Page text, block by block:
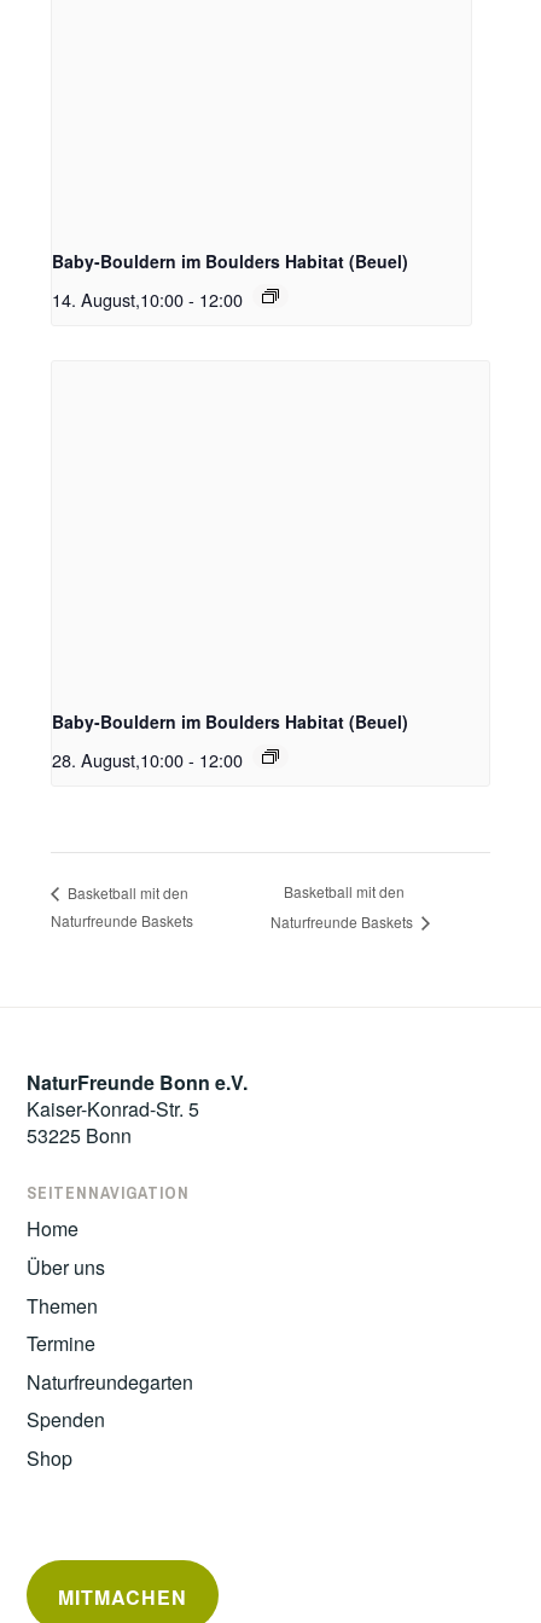
Baby-Bouldern im Boulders Habitat (Beuel)
14. August,10:00 - 12:00
Baby-Bouldern im Boulders Habitat (Beuel)
28. August,10:00 - 12:00
Basketball mit den
Naturfreunde Baskets
Basketball mit den
Naturfreunde Baskets
NaturFreunde Bonn e.V.
Kaiser-Konrad-Str. 5
53225 Bonn
SEITENNAVIGATION
Home
Über uns
Themen
Termine
Naturfreundegarten
Spenden
Shop
MITMACHEN